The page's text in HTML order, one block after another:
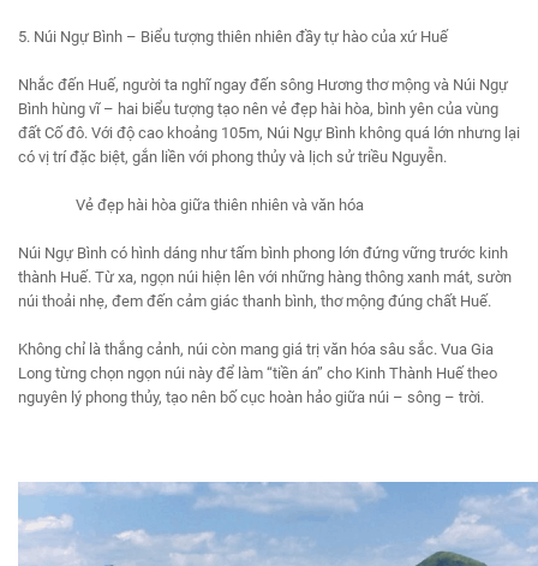
5. Núi Ngự Bình – Biểu tượng thiên nhiên đầy tự hào của xứ Huế
Nhắc đến Huế, người ta nghĩ ngay đến sông Hương thơ mộng và Núi Ngự
Bình hùng vĩ – hai biểu tượng tạo nên vẻ đẹp hài hòa, bình yên của vùng
đất Cố đô. Với độ cao khoảng 105m, Núi Ngự Bình không quá lớn nhưng lại
có vị trí đặc biệt, gắn liền với phong thủy và lịch sử triều Nguyễn.
Vẻ đẹp hài hòa giữa thiên nhiên và văn hóa
Núi Ngự Bình có hình dáng như tấm bình phong lớn đứng vững trước kinh
thành Huế. Từ xa, ngọn núi hiện lên với những hàng thông xanh mát, sườn
núi thoải nhẹ, đem đến cảm giác thanh bình, thơ mộng đúng chất Huế.
Không chỉ là thắng cảnh, núi còn mang giá trị văn hóa sâu sắc. Vua Gia
Long từng chọn ngọn núi này để làm “tiền án” cho Kinh Thành Huế theo
nguyên lý phong thủy, tạo nên bố cục hoàn hảo giữa núi – sông – trời.